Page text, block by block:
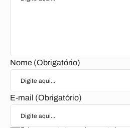
Nome (Obrigatório)
E-mail (Obrigatório)